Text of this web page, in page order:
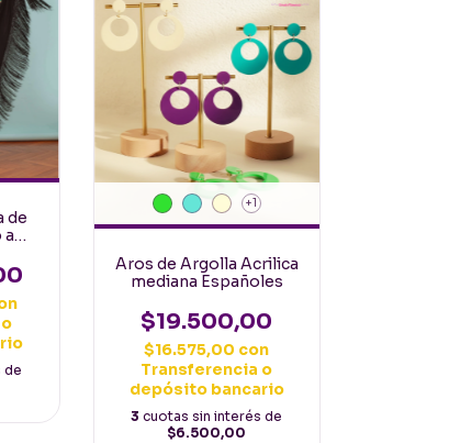
de
a
de
+1
Aros de Argolla Acrilica
mediana Españoles
$19.500,00
$16.575,00 con
Transferencia o
depósito bancario
3 cuotas sin interés de
$6.500,00